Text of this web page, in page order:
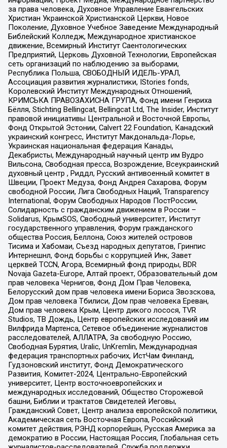
за права человека, Духовное Управление Евангельских
Христиан Украинской Христианской Церкви, Новое
Поколение, Духовное Учебное Заведение Международный
Библейский Колледж, Международное христианское
движение, Всемирный Институт Саентологических
Предприятий, Церковь Духовной Технологии, Европейская
сеть организаций по наблюдению за выборами,
Республика Польша, СВОБОДНЫЙ ИДЕЛЬ-УРАЛ,
Ассоциация развития журналистики, IStories fonds,
Королевский Институт Международных Отношений,
КРИМСЬКА ПРАВОЗАХИСНА ГРУПА, Фонд имени Генриха
Бёлля, Stichting Bellingcat, Bellingcat Ltd, The Insider, Институт
правовой инициативы Центральной и Восточной Европы,
Фонд Открытой Эстонии, Calvert 22 Foundation, Канадский
украинский конгресс, Институт Макдональда-Лорье,
Украинская национальная федерация Канады,
Декабристы, Международный научный центр им Вудро
Вильсона, Свободная пресса, Возрождение, Всеукраинский
духовный центр , Риддл, Русский антивоенный комитет в
Швеции, Проект Медуза, Фонд Андрея Сахарова, Форум
свободной России, Лига Свободных Наций, Transparеncy
International, Форум Свободных Народов ПостРоссии,
Солидарность с гражданским движением в России –
Solidarus, КрымSOS, Свободный университет, Институт
государственного управления, Форум гражданского
общества Россия, Беллона, Союз жителей островов
Тисима и Хабомаи, Съезд народных депутатов, Гринпис
Интернешнл, Фонд борьбы с коррупцией Инк, Завет
церквей TCCN, Агора, Всемирный фонд природы, BDR
Novaja Gazeta-Europe, Алтай проект, Образовательный дом
прав человека Чернигов, Фонд Дом Прав Человека,
Белорусский дом прав человека имени Бориса Звозскова,
Дом прав человека Тбилиси, Дом прав человека Ереван,
Дом прав человека Крым, Центр дикого лосося, TVR
Studios, ТВ Дождь, Центр европейских исследований им
Вилфрида Мартенса, Сетевое объединение журналистов
расследователей, АЛЛАТРА, За свободную Россию,
Свободная Бурятия, Uralic, UnKremlin, Международная
федерация транспортных рабочих, ИстЧам Финланд,
Гудзоновский институт, Фонд Демократического
Развития, Комитет-2024, Центрально-Европейский
университет, Центр восточноевропейских и
международных исследований, Общество Сторожевой
башни, Библии и трактатов Свидетелей Иеговы,
Гражданский Совет, Центр анализа европейской политики,
Академическая сеть Восточная Европа, Российский
комитет действия, РЭНД корпорейшн, Русская Америка за
демократию в России, Настоящая Россия, Глобальная сеть